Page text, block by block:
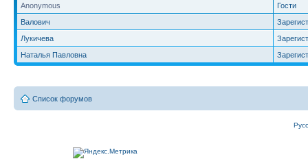
Anonymous
Гости
Валович
Лукичева
Наталья Павловна
Список форумов